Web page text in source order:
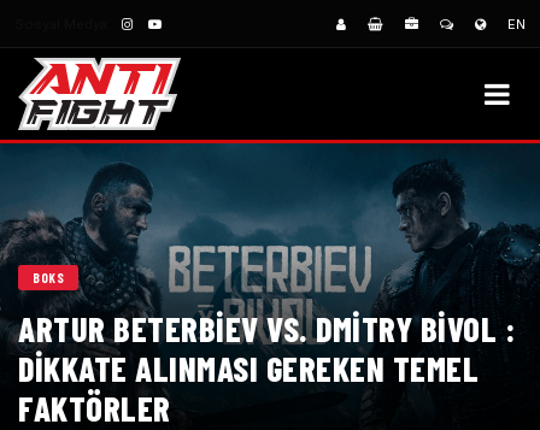
EN
BOKS
ARTUR BETERBIEV VS. DMITRY BIVOL :
DIKKATE ALINMASI GEREKEN TEMEL
FAKTÖRLER